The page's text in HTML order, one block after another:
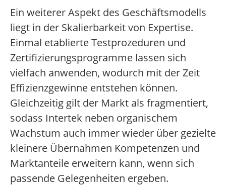
Ein weiterer Aspekt des Geschäftsmodells
liegt in der Skalierbarkeit von Expertise.
Einmal etablierte Testprozeduren und
Zertifizierungsprogramme lassen sich
vielfach anwenden, wodurch mit der Zeit
Effizienzgewinne entstehen können.
Gleichzeitig gilt der Markt als fragmentiert,
sodass Intertek neben organischem
Wachstum auch immer wieder über gezielte
kleinere Übernahmen Kompetenzen und
Marktanteile erweitern kann, wenn sich
passende Gelegenheiten ergeben.